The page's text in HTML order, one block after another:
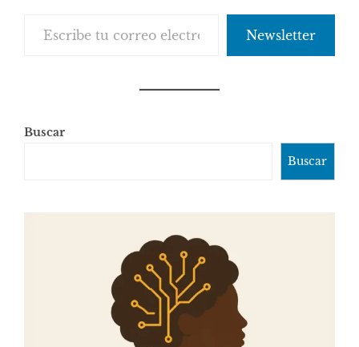
Newsletter
Buscar
Buscar